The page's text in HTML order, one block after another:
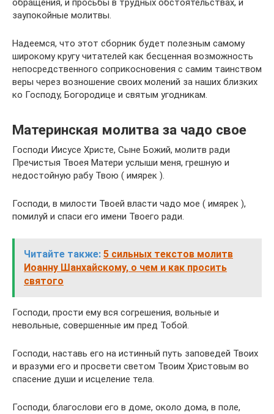
обращения, и просьбы в трудных обстоятельствах, и
заупокойные молитвы.
Надеемся, что этот сборник будет полезным самому
широкому кругу читателей как бесценная возможность
непосредственного соприкосновения с самим таинством
веры через возношение своих молений за наших близких
ко Господу, Богородице и святым угодникам.
Материнская молитва за чадо свое
Господи Иисусе Христе, Сыне Божий, молитв ради
Пречистыя Твоея Матери услыши меня, грешную и
недостойную рабу Твою ( имярек ).
Господи, в милости Твоей власти чадо мое ( имярек ),
помилуй и спаси его имени Твоего ради.
Читайте также: 5 сильных текстов молитв
Иоанну Шанхайскому, о чем и как просить
святого
Господи, прости ему вся согрешения, вольные и
невольные, совершенные им пред Тобой.
Господи, наставь его на истинный путь заповедей Твоих
и вразуми его и просвети светом Твоим Христовым во
спасение души и исцеление тела.
Господи, благослови его в доме, около дома, в поле,